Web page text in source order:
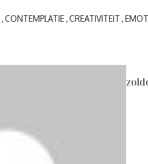
CONTEMPLATIE CREATIVITEIT